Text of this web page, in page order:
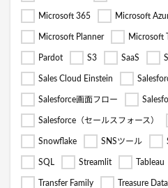
Microsoft 365 Microsoft
Microsoft Planner Microsoft
Pardot S3 SaaS
Sales Cloud Einstein
Salesforce画面フロー
Salesforce（セールスフォース）
Snowflake SNSツール
SQL Streamlit Tableau
Transfer Family Treasure Data